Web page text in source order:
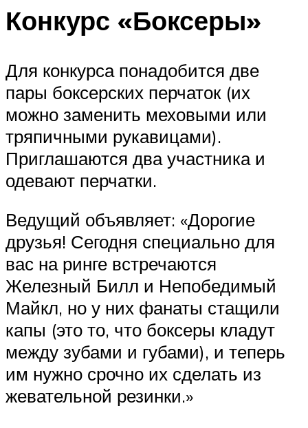
Конкурс «Боксеры»
Для конкурса понадобится две
пары боксерских перчаток (их
можно заменить меховыми или
тряпичными рукавицами).
Приглашаются два участника и
одевают перчатки.
Ведущий объявляет: «Дорогие
друзья! Сегодня специально для
вас на ринге встречаются
Железный Билл и Непобедимый
Майкл, но у них фанаты стащили
капы (это то, что боксеры кладут
между зубами и губами), и теперь
им нужно срочно их сделать из
жевательной резинки.»